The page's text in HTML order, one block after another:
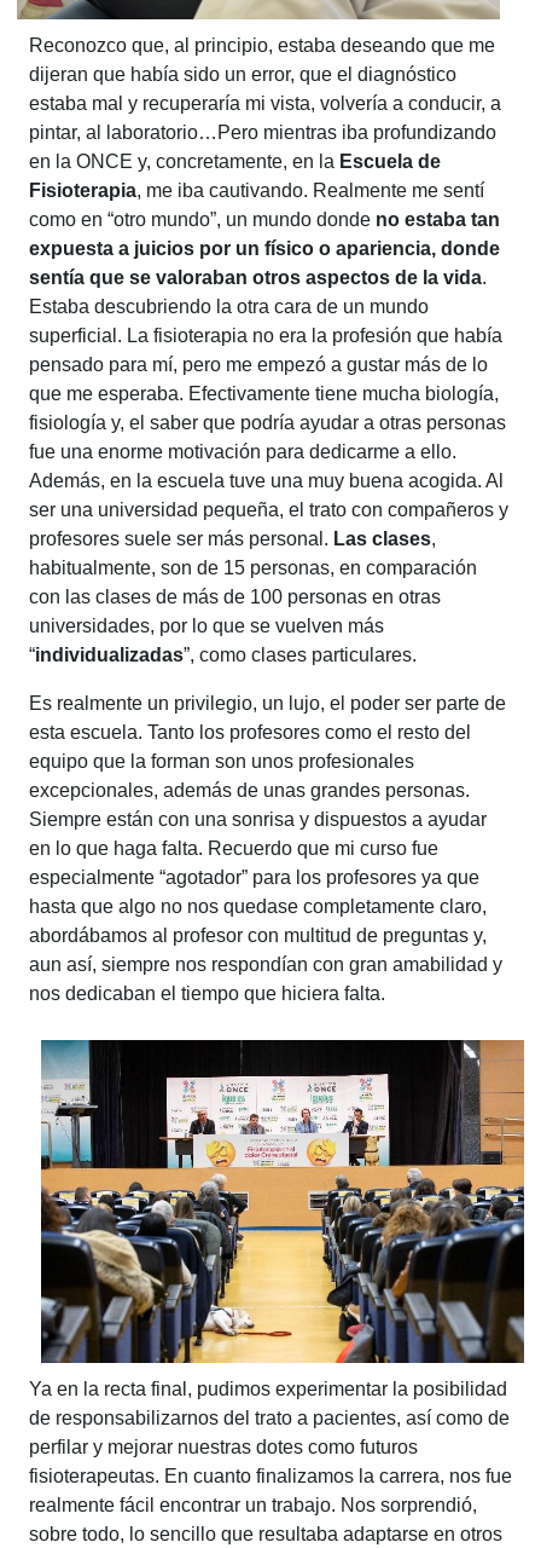
Reconozco que, al principio, estaba deseando que me
dijeran que había sido un error, que el diagnóstico
estaba mal y recuperaría mi vista, volvería a conducir, a
pintar, al laboratorio…Pero mientras iba profundizando
en la ONCE y, concretamente, en la Escuela de
Fisioterapia, me iba cautivando. Realmente me sentí
como en “otro mundo”, un mundo donde no estaba tan
expuesta a juicios por un físico o apariencia, donde
sentía que se valoraban otros aspectos de la vida.
Estaba descubriendo la otra cara de un mundo
superficial. La fisioterapia no era la profesión que había
pensado para mí, pero me empezó a gustar más de lo
que me esperaba. Efectivamente tiene mucha biología,
fisiología y, el saber que podría ayudar a otras personas
fue una enorme motivación para dedicarme a ello.
Además, en la escuela tuve una muy buena acogida. Al
ser una universidad pequeña, el trato con compañeros y
profesores suele ser más personal. Las clases,
habitualmente, son de 15 personas, en comparación
con las clases de más de 100 personas en otras
universidades, por lo que se vuelven más
“individualizadas”, como clases particulares.
Es realmente un privilegio, un lujo, el poder ser parte de
esta escuela. Tanto los profesores como el resto del
equipo que la forman son unos profesionales
excepcionales, además de unas grandes personas.
Siempre están con una sonrisa y dispuestos a ayudar
en lo que haga falta. Recuerdo que mi curso fue
especialmente “agotador” para los profesores ya que
hasta que algo no nos quedase completamente claro,
abordábamos al profesor con multitud de preguntas y,
aun así, siempre nos respondían con gran amabilidad y
nos dedicaban el tiempo que hiciera falta.
Ya en la recta final, pudimos experimentar la posibilidad
de responsabilizarnos del trato a pacientes, así como de
perfilar y mejorar nuestras dotes como futuros
fisioterapeutas. En cuanto finalizamos la carrera, nos fue
realmente fácil encontrar un trabajo. Nos sorprendió,
sobre todo, lo sencillo que resultaba adaptarse en otros